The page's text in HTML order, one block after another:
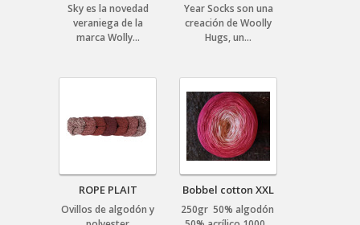
Sky es la novedad
veraniega de la
marca Wolly...
Year Socks son una
creación de Woolly
Hugs, un...
ROPE PLAIT
Ovillos de algodón y
Bobbel cotton XXL
250gr 50% algodón